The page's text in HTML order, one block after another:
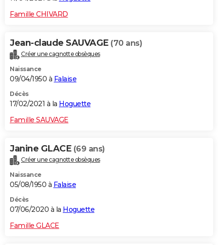
Famille CHIVARD
Jean-claude SAUVAGE (70 ans)
Créer une cagnotte obsèques
Naissance
09/04/1950 à Falaise
Décès
17/02/2021 à la Hoguette
Famille SAUVAGE
Janine GLACE (69 ans)
Créer une cagnotte obsèques
Naissance
05/08/1950 à Falaise
Décès
07/06/2020 à la Hoguette
Famille GLACE